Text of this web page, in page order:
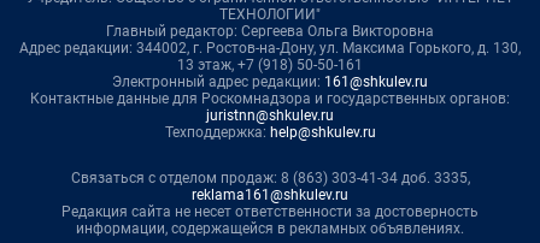
ТЕХНОЛОГИИ"
Главный редактор: Сергеева Ольга Викторовна
Адрес редакции: 344002, г. Ростов-на-Дону, ул. Максима Горького, д. 130,
13 этаж, +7 (918) 50-50-161
Электронный адрес редакции: 161@shkulev.ru
Контактные данные для Роскомнадзора и государственных органов:
juristnn@shkulev.ru
Техподдержка: help@shkulev.ru
Связаться с отделом продаж: 8 (863) 303-41-34 доб. 3335,
reklama161@shkulev.ru
Редакция сайта не несет ответственности за достоверность
информации, содержащейся в рекламных объявлениях.